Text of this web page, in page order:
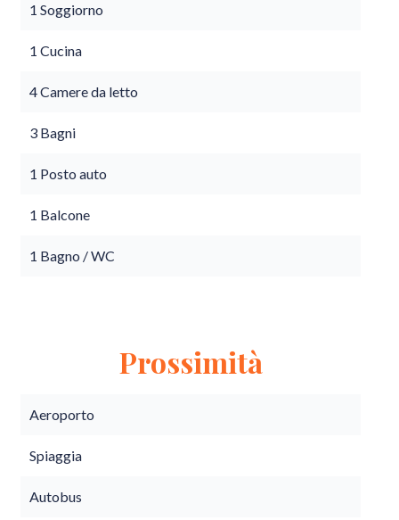
1 Soggiorno
1 Cucina
4 Camere da letto
3 Bagni
1 Posto auto
1 Balcone
1 Bagno / WC
Prossimità
Aeroporto
Spiaggia
Autobus